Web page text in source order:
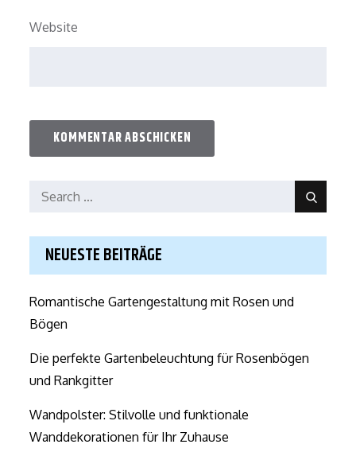
Website
Search
Search
NEUESTE BEITRÄGE
Romantische Gartengestaltung mit Rosen und
Bögen
Die perfekte Gartenbeleuchtung für Rosenbögen
und Rankgitter
Wandpolster: Stilvolle und funktionale
Wanddekorationen für Ihr Zuhause